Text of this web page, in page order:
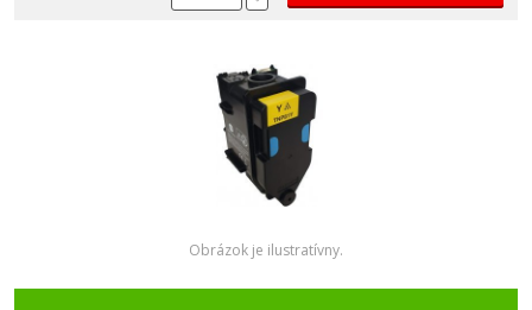
Obrázok je ilustratívny.